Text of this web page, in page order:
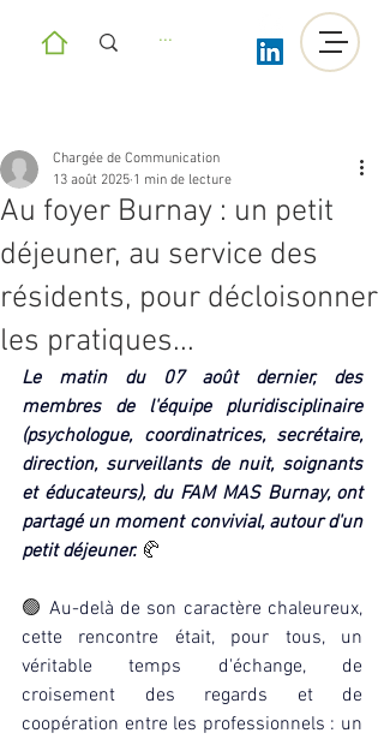
Au foyer Burnay : un petit
déjeuner, au service des
résidents, pour décloisonner
les pratiques...
Chargée de Communication
13 août 2025 1 min de lecture
Le matin du 07 août dernier, des
membres de l'équipe pluridisciplinaire
(psychologue, coordinatrices, secrétaire,
direction, surveillants de nuit, soignants
et éducateurs), du FAM MAS Burnay, ont
partagé un moment convivial, autour d'un
petit déjeuner. 🥐
🟢 Au-delà de son caractère chaleureux,
cette rencontre était, pour tous, un
véritable temps d'échange, de
croisement des regards et de
coopération entre les professionnels : un